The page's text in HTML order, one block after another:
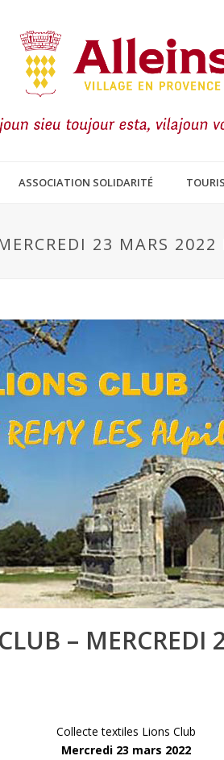
ASSOCIATION SOLIDARITÉ
23 MARS
–
Collecte textiles Lions Club
Mercredi 23 mars 2022